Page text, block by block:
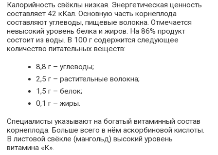
Калорийность свёклы низкая. Энергетическая ценность
составляет 42 кКал. Основную часть корнеплода
составляют углеводы, пищевые волокна. Отмечается
невысокий уровень белка и жиров. На 86% продукт
состоит из воды. В 100 г содержится следующее
количество питательных веществ:
8,8 г – углеводы;
2,5 г – растительные волокна;
1,5 г – белок;
0,1 г – жиры.
Специалисты указывают на богатый витаминный состав
корнеплода. Больше всего в нём аскорбиновой кислоты.
В листовой свёкле (мангольд) высокий уровень
витамина «К».